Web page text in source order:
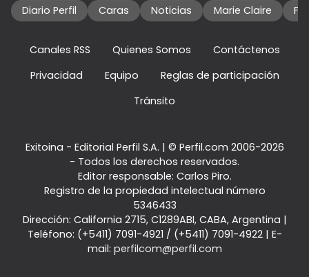
Diario Perfil Caras Noticias Marie Claire
Canales RSS Quienes Somos
Contáctenos
Privacidad
Equipo
Reglas de participación
Tránsito
Exitoina - Editorial Perfil S.A. | © Perfil.com 2006-2026
- Todos los derechos reservados.
Editor responsable: Carlos Piro.
Registro de la propiedad intelectual número
5346433
Dirección: California 2715, C1289ABI, CABA, Argentina |
Teléfono: (+5411) 7091-4921 / (+5411) 7091-4922| E-
mail: perfilcom@perfil.com